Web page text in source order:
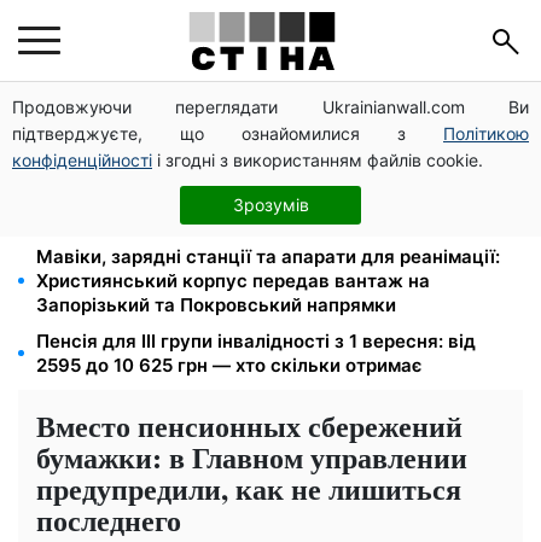
Продовжуючи переглядати Ukrainianwall.com Ви
підтверджуєте, що ознайомилися з Політикою
конфіденційності і згодні з використанням файлів cookie.
Зрозумів
172 940 грн захистять житло від арешту за
комуналку: з жовтня поріг — 432 тисячі
Новий знак на центральній вулиці: водіям
вантажівок заборонили зупинку — штраф до 680
Мавіки, зарядні станції та апарати для реанімації:
Християнський корпус передав вантаж на
Запорізький та Покровський напрямки
Пенсія для III групи інвалідності з 1 вересня: від
2595 до 10 625 грн — хто скільки отримає
Вместо пенсионных сбережений
бумажки: в Главном управлении
предупредили, как не лишиться
последнего